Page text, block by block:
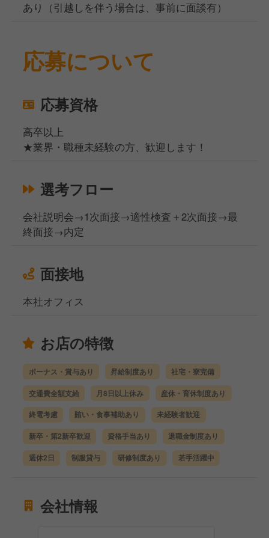
あり（引越しを伴う場合は、事前に面談有）
応募について
応募資格
高卒以上
★業界・職種未経験の方、歓迎します！
選考フロー
会社説明会→1次面接→適性検査＋2次面接→最
終面接→内定
面接地
本社オフィス
お店の特徴
ボーナス・賞与あり 昇給制度あり 社宅・寮完備
交通費全額支給 月8日以上休み 産休・育休制度あり
終電考慮 賄い・食事補助あり 未経験者歓迎
新卒・第2新卒歓迎 資格手当あり 退職金制度あり
週休2日 制服貸与 研修制度あり 若手活躍中
会社情報